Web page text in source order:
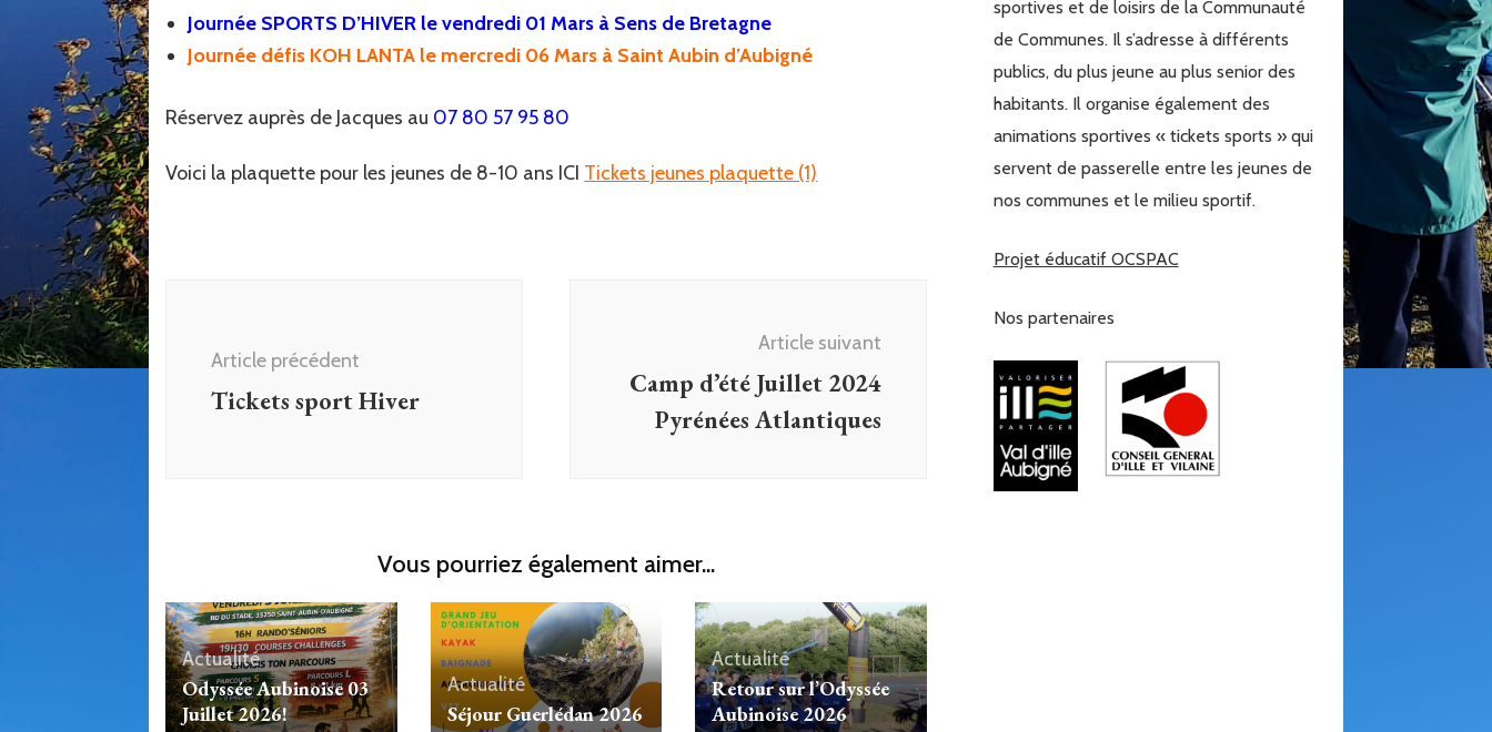
Journée SPORTS D’HIVER le vendredi 01 Mars à Sens de Bretagne
Journée défis KOH LANTA le mercredi 06 Mars à Saint Aubin d’Aubigné
Réservez auprès de Jacques au 07 80 57 95 80
Voici la plaquette pour les jeunes de 8-10 ans ICI Tickets jeunes plaquette (1)
Article précédent
Tickets sport Hiver
Article suivant
Camp d’été Juillet 2024
Pyrénées Atlantiques
Vous pourriez également aimer...
Actualité
Odyssée Aubinoise 03
Juillet 2026!
Actualité
Séjour Guerlédan 2026
Actualité
Retour sur l’Odyssée
Aubinoise 2026
sportives et de loisirs de la Communauté
de Communes. Il s’adresse à différents
publics, du plus jeune au plus senior des
habitants. Il organise également des
animations sportives « tickets sports » qui
servent de passerelle entre les jeunes de
nos communes et le milieu sportif.
Projet éducatif OCSPAC
Nos partenaires